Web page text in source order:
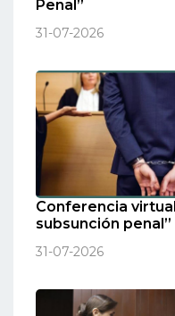
Penal”
31-07-2026
Conferencia
subsunción penal”
31-07-2026